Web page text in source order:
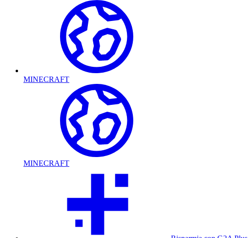
MINECRAFT
MINECRAFT